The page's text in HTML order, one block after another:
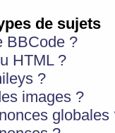
de sujets
BBCode ?
HTML ?
?
images ?
globales